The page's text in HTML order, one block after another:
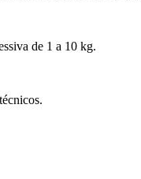
de 1 a 10 kg.